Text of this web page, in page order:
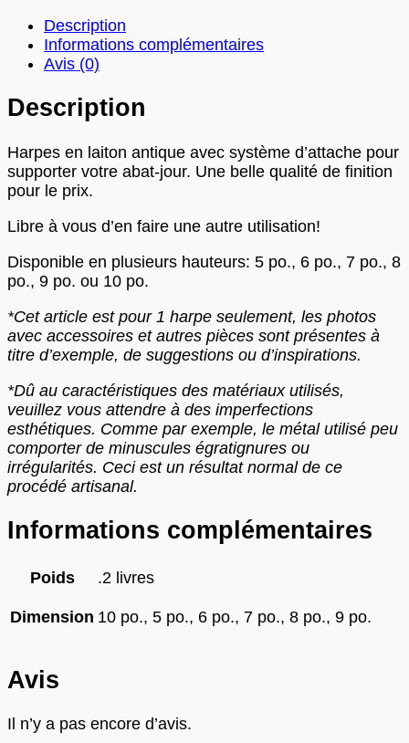
Description
Informations complémentaires
Avis (0)
Description
Harpes en laiton antique avec système d’attache pour
supporter votre abat-jour. Une belle qualité de finition
pour le prix.
Libre à vous d’en faire une autre utilisation!
Disponible en plusieurs hauteurs: 5 po., 6 po., 7 po., 8
po., 9 po. ou 10 po.
*Cet article est pour 1 harpe seulement, les photos
avec accessoires et autres pièces sont présentes à
titre d’exemple, de suggestions ou d’inspirations.
*Dû au caractéristiques des matériaux utilisés,
veuillez vous attendre à des imperfections
esthétiques. Comme par exemple, le métal utilisé peu
comporter de minuscules égratignures ou
irrégularités. Ceci est un résultat normal de ce
procédé artisanal.
Informations complémentaires
Poids .2 livres
Dimension 10 po., 5 po., 6 po., 7 po., 8 po., 9 po.
Avis
Il n’y a pas encore d’avis.